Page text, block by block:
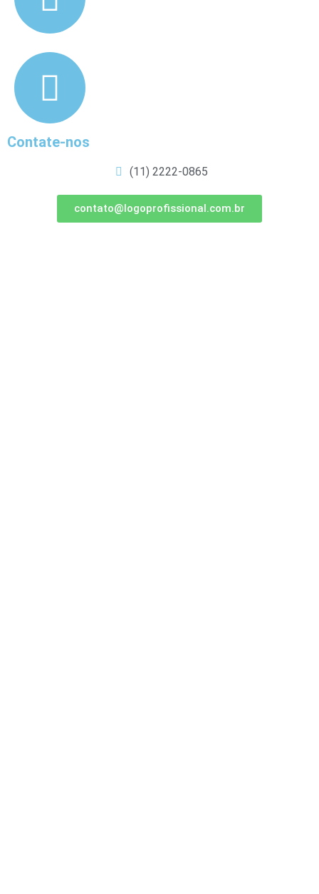
Contate-nos
(11) 2222-0865
contato@logoprofissional.com.br